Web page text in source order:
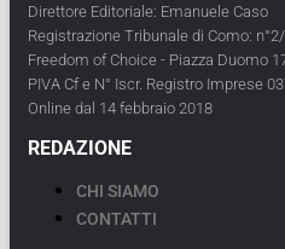
Direttore Editoriale: Emanuele Caso
Registrazione Tribunale di Como:
Freedom of Choice - Piazza Duomo
PIVA Cf e N° Iscr. Registro Imprese
Online dal 14 febbraio 2018
REDAZIONE
CHI SIAMO
CONTATTI